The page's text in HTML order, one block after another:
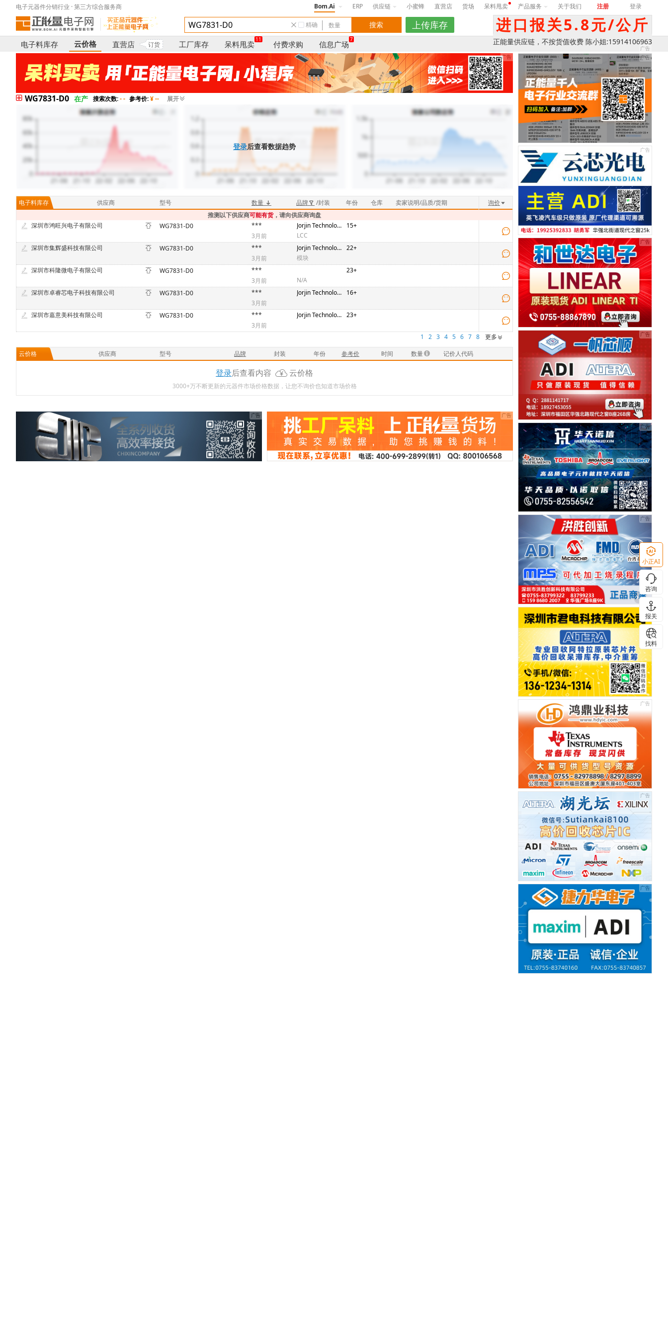
电子元器件分销行业 · 第三方综合服务商 Bom.Ai ERP 供应链 小蜜蜂 直营店 货场 呆料甩卖 产品服务 关于我们 注册 登录
精确 进口报关5.8元/公斤
正能量供应链，不按货值收费 陈小姐:15914106963
电子料库存 云价格 直营店 订货 工厂库存 呆料甩卖
11
付费求购 信息广场
7
WG7831-D0 在产 搜索次数:- - 参考价:¥ -- 展开
登录后查看数据趋势
电子料库存 供应商 型号 数量 品牌 /封装 年份 仓库 卖家说明/品质/货期
询价
推测以下供应商可能有货，请向供应商询盘
深圳市鸿旺兴电子有限公司
WG7831-D0
***
3月前
Jorjin Technologies
LCC
15+
深圳市集辉盛科技有限公司 WG7831-D0
***
3月前
Jorjin Technologies
模块
22+
深圳市科隆微电子有限公司 WG7831-D0
***
3月前
N/A
23+
深圳市卓睿芯电子科技有限公司 WG7831-D0
***
3月前
Jorjin Technologies 16+
深圳市嘉意美科技有限公司 WG7831-D0
***
3月前
Jorjin Technologies 23+
1 2 3 4 5 6 7 8
更多
云价格
供应商 型号 品牌 封装 年份 参考价 时间 数量 记价人代码
登录后查看内容 云价格
3000+万不断更新的元器件市场价格数据，让您不询价也知道市场价格
小正AI
咨询
报关
找料